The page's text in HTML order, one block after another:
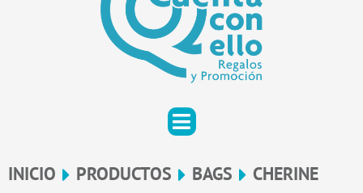
INICIO PRODUCTOS BAGS CHERINE